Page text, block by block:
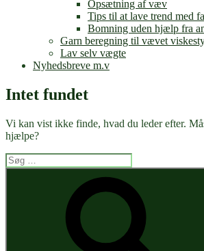
Opsætning af væv
Tips til at lave trend med
Bomning uden hjælp fra
Garn beregning til vævet
Lav selv vægte
Nyhedsbreve m.v
Intet fundet
Vi kan vist ikke finde, hvad du leder efter.
hjælpe?
Søg
efter: